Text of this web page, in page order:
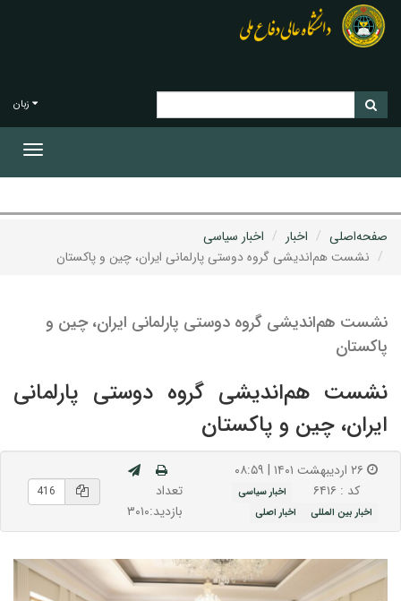
زبان
صفحه‌اصلی اخبار
اخبار سیاسی
نشست هم‌اندیشی گروه دوستی پارلمانی ایران، چین و پاکستان
نشست هم‌اندیشی گروه دوستی پارلمانی ایران، چین و
پاکستان
نشست هم‌اندیشی گروه دوستی پارلمانی
ایران، چین و پاکستان
کد : ۶۴۱۶
اخبار سیاسی
اخبار بین المللی
اخبار اصلی
تعداد
بازدید:۳۰۱۰